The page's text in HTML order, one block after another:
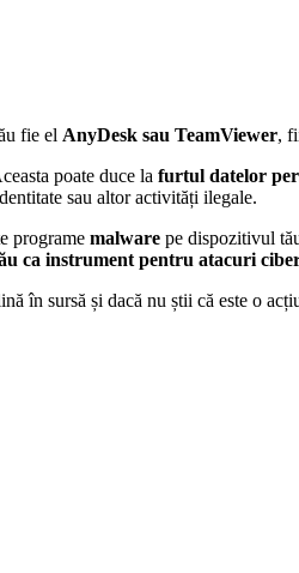
fie el AnyDesk sau TeamViewer,
poate duce la furtul datelor
sau altor activități ilegale.
programe malware pe dispozitivul
ca instrument pentru atacuri
în sursă și dacă nu știi că este o